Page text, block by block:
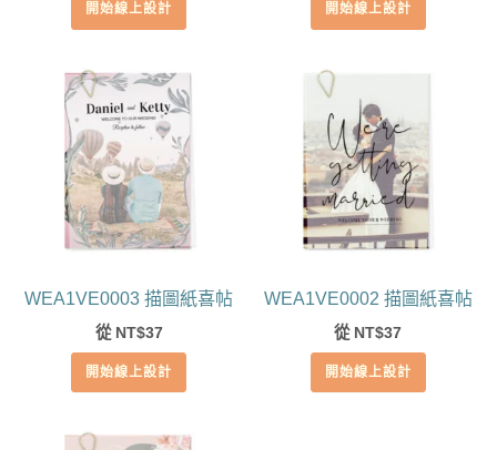
開始線上設計 開始線上設計
WEA1VE0003 描圖紙喜帖
從 NT$37
開始線上設計
WEA1VE0002 描圖紙喜帖
從 NT$37
開始線上設計